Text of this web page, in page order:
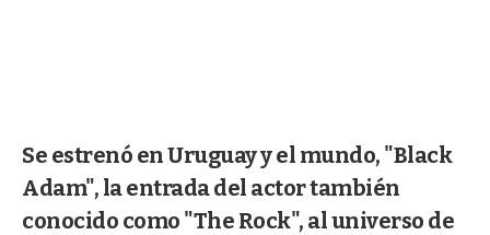
Se estrenó en Uruguay y el mundo, "Black
Adam", la entrada del actor también
conocido como "The Rock", al universo de